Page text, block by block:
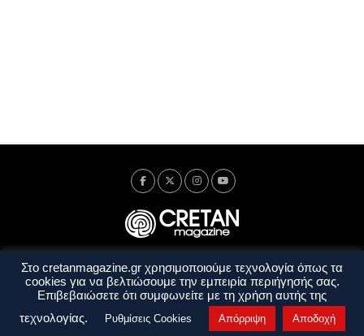
Ταυτότητα Πολιτική Απορρήτου
Όροι Χρήσης
Όροι και Προϋποθέσεις
Στο cretanmagazine.gr χρησιμοποιούμε τεχνολογία όπως τα
cookies για να βελτιώσουμε την εμπειρία περιήγησής σας.
Επιβεβαιώσετε ότι συμφωνείτε με τη χρήση αυτής της
τεχνολογίας.
Ρυθμίσεις Cookies Απόρριψη Αποδοχή